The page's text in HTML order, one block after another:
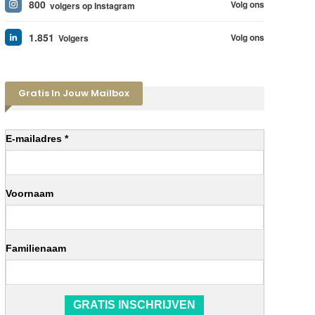
800 volgers op Instagram Volg ons
1.851 Volgers Volg ons
Gratis In Jouw Mailbox
E-mailadres *
Voornaam
Familienaam
GRATIS INSCHRIJVEN